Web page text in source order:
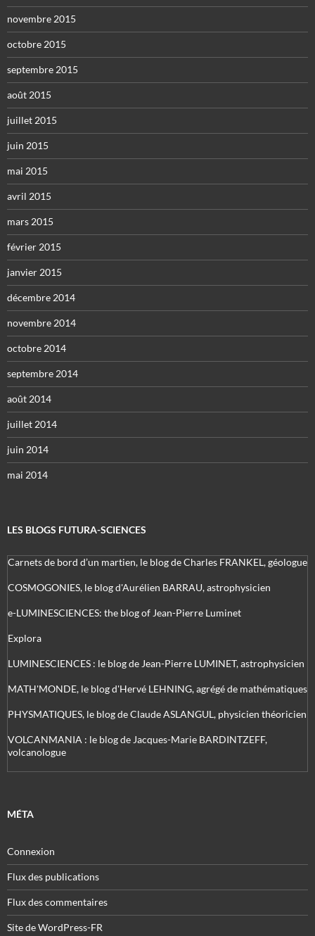
novembre 2015
octobre 2015
septembre 2015
août 2015
juillet 2015
juin 2015
mai 2015
avril 2015
mars 2015
février 2015
janvier 2015
décembre 2014
novembre 2014
octobre 2014
septembre 2014
août 2014
juillet 2014
juin 2014
mai 2014
LES BLOGS FUTURA-SCIENCES
Carnets de bord d’un martien, le blog de Charles FRANKEL, géologue
COSMOGONIES, le blog d'Aurélien BARRAU, astrophysicien
e-LUMINESCIENCES: the blog of Jean-Pierre Luminet
Explora
LUMINESCIENCES : le blog de Jean-Pierre LUMINET, astrophysicien
MATH'MONDE, le blog d'Hervé LEHNING, agrégé de mathématiques
PHYSMATIQUES, le blog de Claude ASLANGUL, physicien théoricien
VOLCANMANIA : le blog de Jacques-Marie BARDINTZEFF,
volcanologue
MÉTA
Connexion
Flux des publications
Flux des commentaires
Site de WordPress-FR